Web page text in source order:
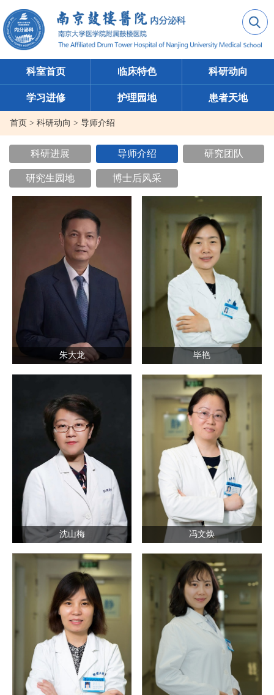
科室首页 临床特色 科研动向
学习进修 护理园地 患者天地
首页 > 科研动向 > 导师介绍
科研进展 导师介绍 研究团队
研究生园地 博士后风采
朱大龙 毕艳
沈山梅 冯文焕